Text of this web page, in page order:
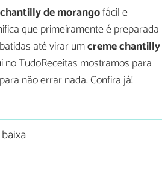
chantilly de morangofácil e
que primeiramente é preparada
até virar umcreme chantilly
no TudoReceitas mostramos para
não errar nada. Confira já!